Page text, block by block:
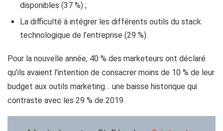
disponibles (37 %) ;
La difficulté à intégrer les différents outils du stack
technologique de l’entreprise (29 %).
Pour la nouvelle année, 40 % des marketeurs ont déclaré
qu’ils avaient l’intention de consacrer moins de 10 % de leur
budget aux outils marketing… une baisse historique qui
contraste avec les 29 % de 2019.